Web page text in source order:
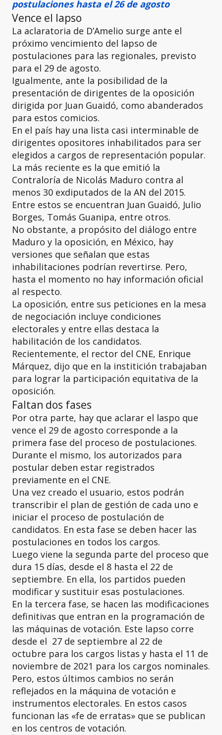
postulaciones hasta el 26 de agosto
Vence el lapso
La aclaratoria de D’Amelio surge ante el
próximo vencimiento del lapso de
postulaciones para las regionales, previsto
para el 29 de agosto.
Igualmente, ante la posibilidad de la
presentación de dirigentes de la oposición
dirigida por Juan Guaidó, como abanderados
para estos comicios.
En el país hay una lista casi interminable de
dirigentes opositores inhabilitados para ser
elegidos a cargos de representación popular.
La más reciente es la que emitió la
Contraloría de Nicolás Maduro contra al
menos 30 exdiputados de la AN del 2015.
Entre estos se encuentran Juan Guaidó, Julio
Borges, Tomás Guanipa, entre otros.
No obstante, a propósito del diálogo entre
Maduro y la oposición, en México, hay
versiones que señalan que estas
inhabilitaciones podrían revertirse. Pero,
hasta el momento no hay información oficial
al respecto.
La oposición, entre sus peticiones en la mesa
de negociación incluye condiciones
electorales y entre ellas destaca la
habilitación de los candidatos.
Recientemente, el rector del CNE, Enrique
Márquez, dijo que en la institición trabajaban
para lograr la participación equitativa de la
oposición.
Faltan dos fases
Por otra parte, hay que aclarar el laspo que
vence el 29 de agosto corresponde a la
primera fase del proceso de postulaciones.
Durante el mismo, los autorizados para
postular deben estar registrados
previamente en el CNE.
Una vez creado el usuario, estos podrán
transcribir el plan de gestión de cada uno e
iniciar el proceso de postulación de
candidatos. En esta fase se deben hacer las
postulaciones en todos los cargos.
Luego viene la segunda parte del proceso que
dura 15 días, desde el 8 hasta el 22 de
septiembre. En ella, los partidos pueden
modificar y sustituir esas postulaciones.
En la tercera fase, se hacen las modificaciones
definitivas que entran en la programación de
las máquinas de votación. Este lapso corre
desde el 27 de septiembre al 22 de
octubre para los cargos listas y hasta el 11 de
noviembre de 2021 para los cargos nominales.
Pero, estos últimos cambios no serán
reflejados en la máquina de votación e
instrumentos electorales. En estos casos
funcionan las «fe de erratas» que se publican
en los centros de votación.